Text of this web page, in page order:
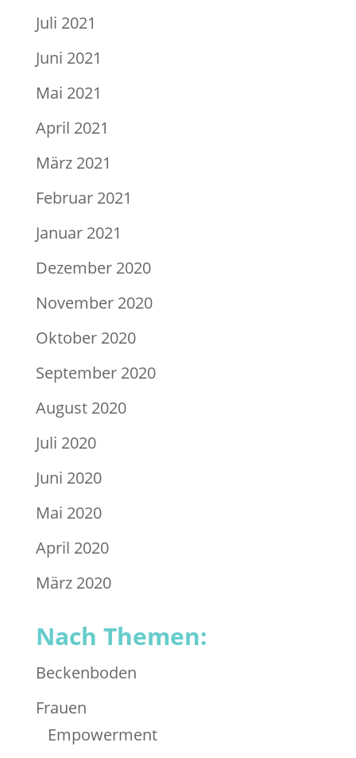
Juli 2021
Juni 2021
Mai 2021
April 2021
März 2021
Februar 2021
Januar 2021
Dezember 2020
November 2020
Oktober 2020
September 2020
August 2020
Juli 2020
Juni 2020
Mai 2020
April 2020
März 2020
Nach Themen:
Beckenboden
Frauen
Empowerment